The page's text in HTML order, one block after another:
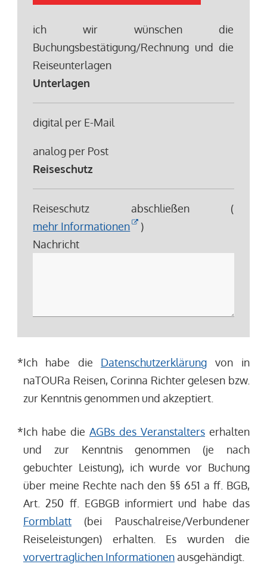
ich wir wünschen die
Buchungsbestätigung/Rechnung und die
Reiseunterlagen
Unterlagen
digital per E-Mail
analog per Post
Reiseschutz
Reiseschutz abschließen (
mehr Informationen
)
Nachricht
*Ich habe die Datenschutzerklärungvon in
naTOURa Reisen, Corinna Richter gelesen bzw.
zur Kenntnis genommen und akzeptiert.
*Ich habe die AGBs des Veranstalterserhalten
und zur Kenntnis genommen (je nach
gebuchter Leistung), ich wurde vor Buchung
über meine Rechte nach den §§ 651 a ff. BGB,
Art. 250 ff. EGBGB informiert und habe das
Formblatt(bei Pauschalreise/Verbundener
Reiseleistungen) erhalten. Es wurden die
vorvertraglichen Informationenausgehändigt.